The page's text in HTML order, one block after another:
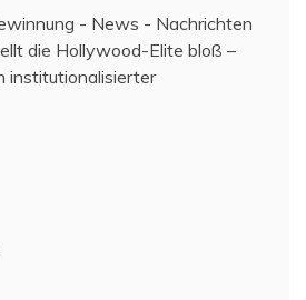
- News - Nachrichten
die Hollywood-Elite bloß –
institutionalisierter